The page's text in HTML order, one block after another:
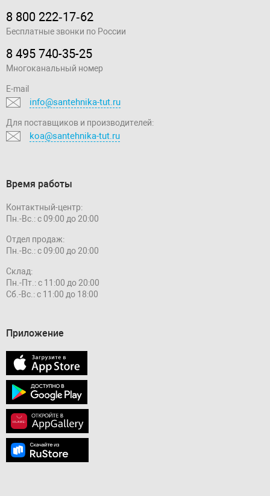
8 800 222‑17‑62
Бесплатные звонки по России
8 495 740-35-25
Многоканальный номер
E-mail
info@santehnika-tut.ru
Для поставщиков и производителей:
koa@santehnika-tut.ru
Время работы
Контактный-центр:
Пн.-Вс.: с 09:00 до 20:00
Отдел продаж:
Пн.-Вс.: с 09:00 до 20:00
Склад:
Пн.-Пт.: с 11:00 до 20:00
Сб.-Вс.: с 11:00 до 18:00
Приложение